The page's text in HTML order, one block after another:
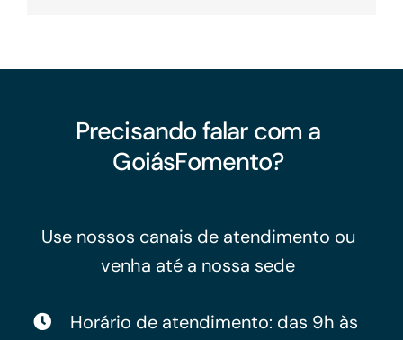
Precisando falar com a
GoiásFomento?
Use nossos canais de atendimento ou
venha até a nossa sede
Horário de atendimento: das 9h às